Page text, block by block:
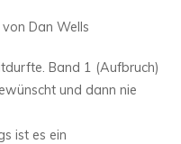
Dan Wells
Band 1 (Aufbruch)
und dann nie
ist es ein